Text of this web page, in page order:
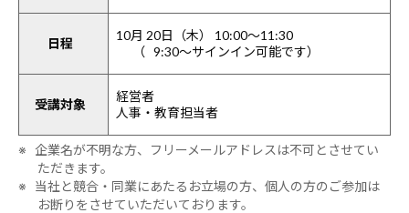
日程
10月 20日（木） 10:00～11:30
（ 9:30～サインイン可能です）
受講対象
経営者
人事・教育担当者
※ 企業名が不明な方、フリーメールアドレスは不可とさせてい
ただきます。
※ 当社と競合・同業にあたるお立場の方、個人の方のご参加は
お断りをさせていただいております。